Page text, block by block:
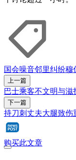
国会噪音邻里纠纷穆
上一篇
巴士乘客不文明与
下一篇
持刀刺丈夫大腿致伤
购买此文章